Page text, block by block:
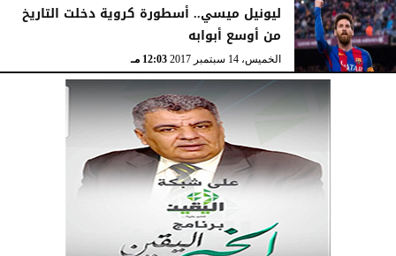
ليونيل ميسي.. أسطورة كروية دخلت التاريخ
من أوسع أبوابه
الخميس، 14 سبتمبر 2017 12:03 مـ